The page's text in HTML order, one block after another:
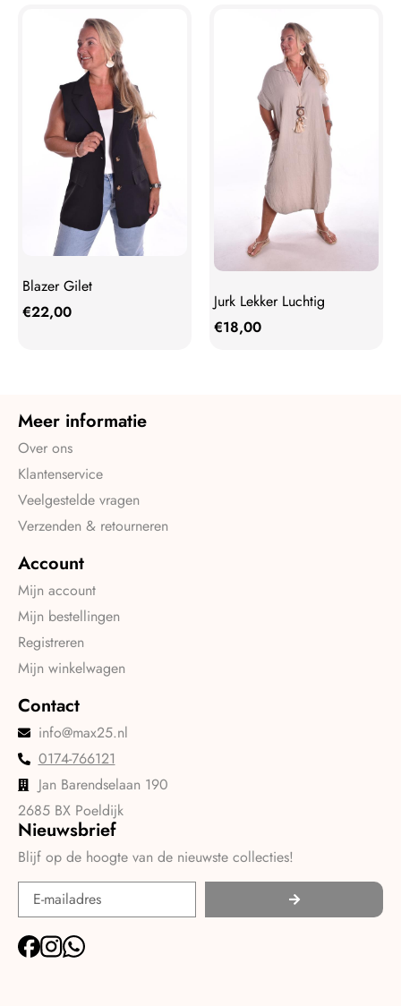
Blazer Gilet
€22,00
Jurk Lekker Luchtig
€18,00
Meer informatie
Over ons
Klantenservice
Veelgestelde vragen
Verzenden & retourneren
Account
Mijn account
Mijn bestellingen
Registreren
Mijn winkelwagen
Contact
info@max25.nl
0174-766121
Jan Barendselaan 190
2685 BX Poeldijk
Nieuwsbrief
Blijf op de hoogte van de nieuwste collecties!